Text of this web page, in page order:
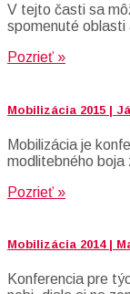
V tejto časti sa
spomenuté oblasti
Pozrieť »
Mobilizácia 2015 |
Mobilizácia je
modlitebného boja
Pozrieť »
Mobilizácia 2014 |
Konferencia pre